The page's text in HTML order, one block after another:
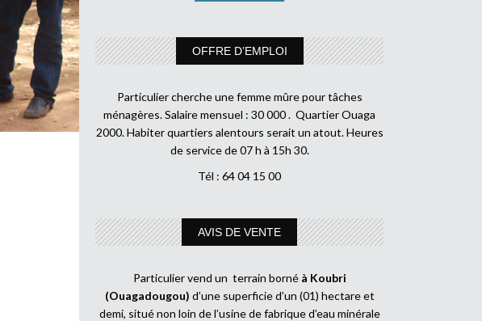
OFFRE D’EMPLOI
Particulier cherche une femme mûre pour tâches
ménagères. Salaire mensuel : 30 000 . Quartier Ouaga
2000. Habiter quartiers alentours serait un atout. Heures
de service de 07 h à 15h 30.
Tél : 64 04 15 00
AVIS DE VENTE
Particulier vend un terrain borné à Koubri
(Ouagadougou) d’une superficie d’un (01) hectare et
demi, situé non loin de l’usine de fabrique d’eau minérale